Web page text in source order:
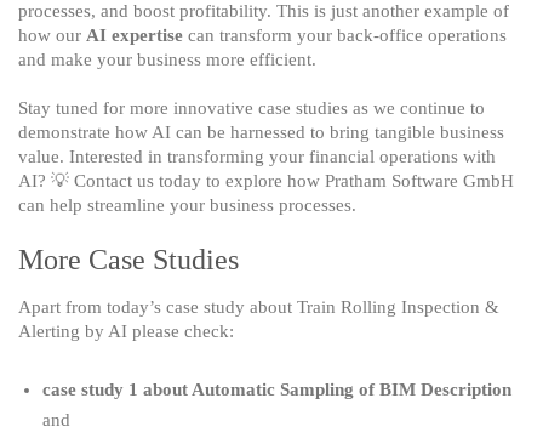
processes, and boost profitability. This is just another example of
how our AI expertise can transform your back-office operations
and make your business more efficient.
Stay tuned for more innovative case studies as we continue to
demonstrate how AI can be harnessed to bring tangible business
value. Interested in transforming your financial operations with
AI? 💡 Contact us today to explore how Pratham Software GmbH
can help streamline your business processes.
More Case Studies
Apart from today’s case study about Train Rolling Inspection &
Alerting by AI please check:
case study 1 about Automatic Sampling of BIM Description
and